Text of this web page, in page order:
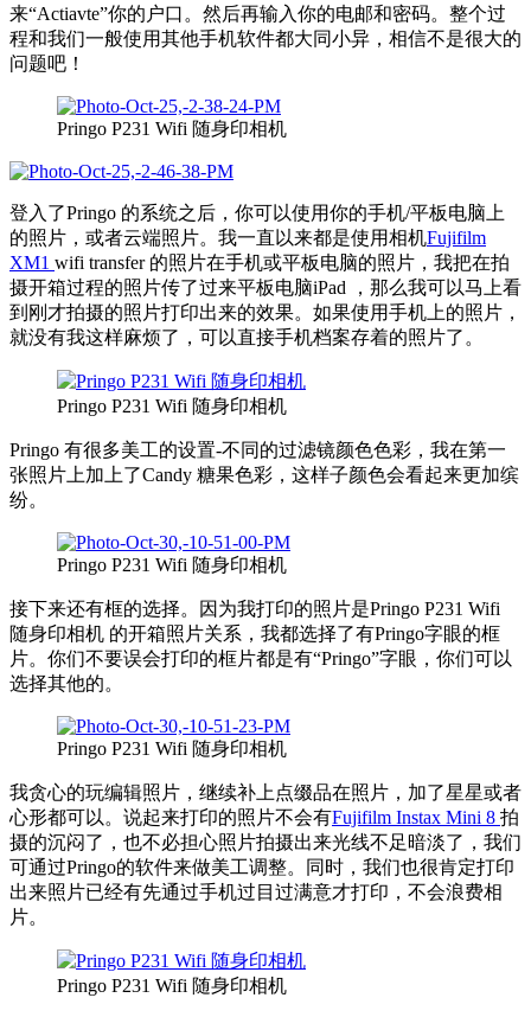
来“Actiavte”你的户口。然后再输入你的电邮和密码。整个过
程和我们一般使用其他手机软件都大同小异，相信不是很大的
问题吧！
Pringo P231 Wifi 随身印相机
登入了Pringo 的系统之后，你可以使用你的手机/平板电脑上
的照片，或者云端照片。我一直以来都是使用相机Fujifilm
XM1 wifi transfer 的照片在手机或平板电脑的照片，我把在拍
摄开箱过程的照片传了过来平板电脑iPad ，那么我可以马上看
到刚才拍摄的照片打印出来的效果。如果使用手机上的照片，
就没有我这样麻烦了，可以直接手机档案存着的照片了。
Pringo P231 Wifi 随身印相机
Pringo 有很多美工的设置-不同的过滤镜颜色色彩，我在第一
张照片上加上了Candy 糖果色彩，这样子颜色会看起来更加缤
纷。
Pringo P231 Wifi 随身印相机
接下来还有框的选择。因为我打印的照片是Pringo P231 Wifi
随身印相机 的开箱照片关系，我都选择了有Pringo字眼的框
片。你们不要误会打印的框片都是有“Pringo”字眼，你们可以
选择其他的。
Pringo P231 Wifi 随身印相机
我贪心的玩编辑照片，继续补上点缀品在照片，加了星星或者
心形都可以。说起来打印的照片不会有Fujifilm Instax Mini 8 拍
摄的沉闷了，也不必担心照片拍摄出来光线不足暗淡了，我们
可通过Pringo的软件来做美工调整。同时，我们也很肯定打印
出来照片已经有先通过手机过目过满意才打印，不会浪费相
片。
Pringo P231 Wifi 随身印相机